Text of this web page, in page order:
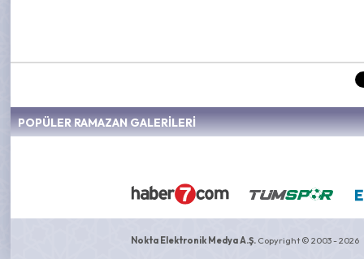
POPÜLER RAMAZAN GALERİLERİ
Nokta Elektronik Medya A.Ş. Copyright © 2003 - 2026